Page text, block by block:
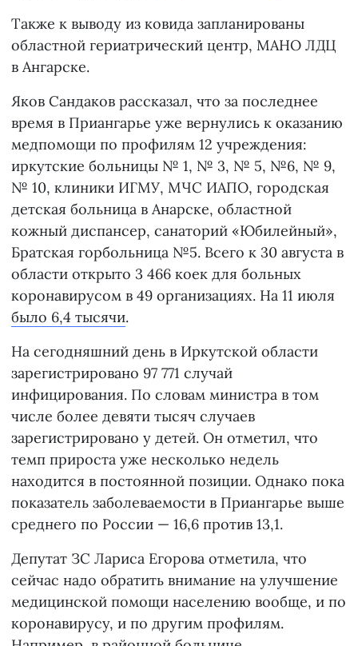
Также к выводу из ковида запланированы
областной гериатрический центр, МАНО ЛДЦ
в Ангарске.
Яков Сандаков рассказал, что за последнее
время в Приангарье уже вернулись к оказанию
медпомощи по профилям 12 учреждения:
иркутские больницы № 1, № 3, № 5, №6, № 9,
№ 10, клиники ИГМУ, МЧС ИАПО, городская
детская больница в Анарске, областной
кожный диспансер, санаторий «Юбилейный»,
Братская горбольница №5. Всего к 30 августа в
области открыто 3 466 коек для больных
коронавирусом в 49 организациях. На 11 июля
было 6,4 тысячи.
На сегодняшний день в Иркутской области
зарегистрировано 97 771 случай
инфицирования. По словам министра в том
числе более девяти тысяч случаев
зарегистрировано у детей. Он отметил, что
темп прироста уже несколько недель
находится в постоянной позиции. Однако пока
показатель заболеваемости в Приангарье выше
среднего по России — 16,6 против 13,1.
Депутат ЗС Лариса Егорова отметила, что
сейчас надо обратить внимание на улучшение
медицинской помощи населению вообще, и по
коронавирусу, и по другим профилям.